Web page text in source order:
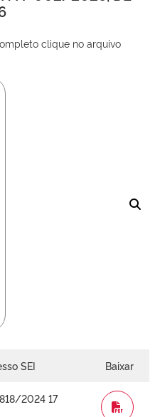
clique no arquivo
SEI Baixar
2024 17
WORD